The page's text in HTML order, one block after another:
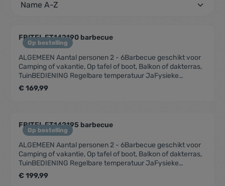
Op bestelling
FRITEL FT142190 barbecue
ALGEMEEN Aantal personen 2 - 6Barbecue geschikt voor
Camping of vakantie, Op tafel of boot, Balkon of dakterras,
TuinBEDIENING Regelbare temperatuur JaFysieke
kenmerken Breedte 40Diepte 36Handvaten
JaHittebestendige handvaten JaKleur Zwart,
36Met antikleeflaag JaMet statief JaSTROOM Vermogen
2000
€ 169,99
Op bestelling
FRITEL FT142195 barbecue
ALGEMEEN Aantal personen 2 - 6Barbecue geschikt voor
Camping of vakantie, Op tafel of boot, Balkon of dakterras,
TuinBEDIENING Regelbare temperatuur JaFysieke
kenmerken Breedte 40Diepte 36Handvaten
JaHittebestendige handvaten JaKleur Zwart,
€ 199,99